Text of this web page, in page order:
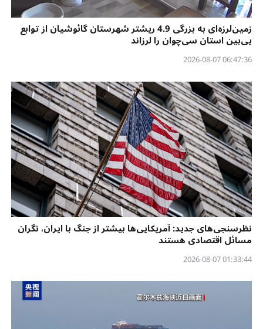
زمین‌لرزه‌ای به بزرگی 4.9 ریشتر شهرستان گائوشیان از توابع
یی‌بین استان سی‌چوان را لرزاند
06:47:36 2026-08-07
نظرسنجی‌‌های جدید: آمریکایی‌ها بیشتر از جنگ با ایران، نگران
مسائل اقتصادی هستند
01:33:44 2026-08-07